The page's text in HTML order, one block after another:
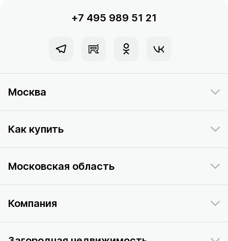
+7 495 989 51 21
Москва
Как купить
Московская область
Компания